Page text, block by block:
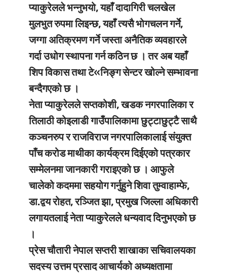
प्याकुरेलले भन्नुभयो, यहाँ दादागिरी चलखेल
मुलभुत रुपमा लिइन्छ, यहाँ त्यसै भोगचलन गर्ने,
जग्गा अतिक्रमण गर्ने जस्ता अनैतिक व्यवहारले
गर्दा उधोग स्थापना गर्न कठिन छ । तर अब यहाँ
शिप विकास तथा टे«निङ्ग सेन्टर खोल्ने सम्भावना
बन्दैगएको छ ।
नेता प्याकुरेलले सप्तकोशी, खडक नगरपालिका र
तिलाठी कोइलाडी गाउँपालिकामा छुट्टाछुट्टै साथै
कञ्चनरुप र राजविराज नगरपालिकालाई संयुक्त
पाँच करोड माथीका कार्यक्रम दिईएको पत्रकार
सम्मेलनमा जानकारी गराइएको छ । आफुले
चालेको कदममा सहयोग गर्नुहुने शिवा तुम्वाहाम्फे,
डा.द्वय रोहत, रञ्जित झा, प्रमुख जिल्ला अधिकारी
लगायतलाई नेता प्याकुरेलले धन्यवाद दिनुभएको छ
।
प्रेस चौतारी नेपाल सप्तरी शाखाका सचिवालयका
सदस्य उत्तम प्रसाद आचार्यको अध्यक्षतामा